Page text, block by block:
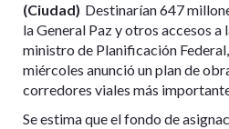
(Ciudad) Destinarían 647
la General Paz y otros accesos
ministro de Planificación
miércoles anunció un plan de
corredores viales más
Se estima que el fondo de